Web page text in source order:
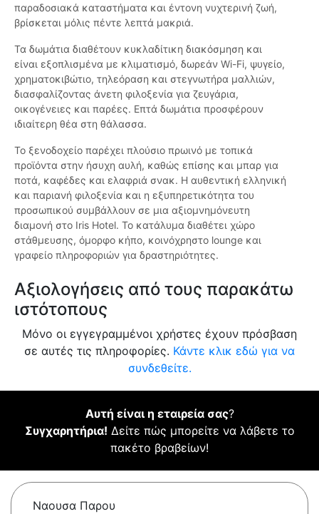
παραδοσιακά καταστήματα και έντονη νυχτερινή ζωή,
βρίσκεται μόλις πέντε λεπτά μακριά.
Τα δωμάτια διαθέτουν κυκλαδίτικη διακόσμηση και
είναι εξοπλισμένα με κλιματισμό, δωρεάν Wi-Fi, ψυγείο,
χρηματοκιβώτιο, τηλεόραση και στεγνωτήρα μαλλιών,
διασφαλίζοντας άνετη φιλοξενία για ζευγάρια,
οικογένειες και παρέες. Επτά δωμάτια προσφέρουν
ιδιαίτερη θέα στη θάλασσα.
Το ξενοδοχείο παρέχει πλούσιο πρωινό με τοπικά
προϊόντα στην ήσυχη αυλή, καθώς επίσης και μπαρ για
ποτά, καφέδες και ελαφριά σνακ. Η αυθεντική ελληνική
και παριανή φιλοξενία και η εξυπηρετικότητα του
προσωπικού συμβάλλουν σε μια αξιομνημόνευτη
διαμονή στο Iris Hotel. Το κατάλυμα διαθέτει χώρο
στάθμευσης, όμορφο κήπο, κοινόχρηστο lounge και
γραφείο πληροφοριών για δραστηριότητες.
Αξιολογήσεις από τους παρακάτω
ιστότοπους
Μόνο οι εγγεγραμμένοι χρήστες έχουν πρόσβαση
σε αυτές τις πληροφορίες. Κάντε κλικ εδώ για να
συνδεθείτε.
Αυτή είναι η εταιρεία σας?
Συγχαρητήρια! Δείτε πώς μπορείτε να λάβετε το
πακέτο βραβείων!
Ναουσα Παρου